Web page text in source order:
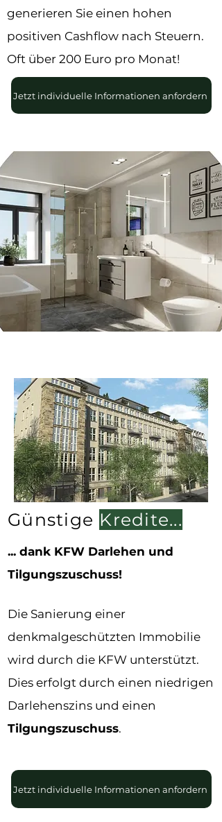
generieren Sie einen hohen
positiven Cashflow nach Steuern.
Oft über 200 Euro pro Monat!
Jetzt individuelle Informationen anfordern
Günstige Kredite...
... dank KFW Darlehen und
Tilgungszuschuss!
Die Sanierung einer
denkmalgeschützten Immobilie
wird durch die KFW unterstützt.
Dies erfolgt durch einen niedrigen
Darlehenszins und einen
Tilgungszuschuss.
Jetzt individuelle Informationen anfordern